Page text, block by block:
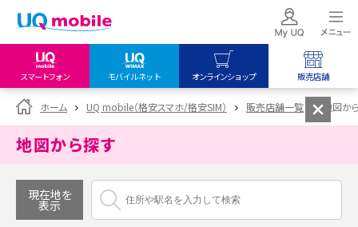
スマートフォン モバイルネット オンラインショップ 販売店舗
my UQ WiMAX
UQ WiMAX ご契約の方
My UQ mobile
UQ mobile
UQ mobile
オンラインショップ
UQ WiMAX
UQ mobile
販売店舗
UQ WiMAX
ホーム UQ mobile（格安スマホ/格安SIM） 販売店舗一覧 地図か
地図から探す
現在地を
表示